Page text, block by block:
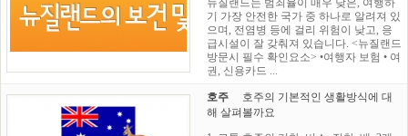
뉴질랜드는 범죄율이 매우 낮은, 여행하
기 가장 안전한 국가 중 하나로 알려져 있
으며, 전염병 등에 걸리 위험이 낮고, 응
급시설이 잘 갖춰져 있습니다. <뉴질랜드
방문시 필수 확인요소> •여행자 보험 • 여
권, 신용카드 ...
호주
호주의 기본적인 생활방식에 대
해 살펴볼까요